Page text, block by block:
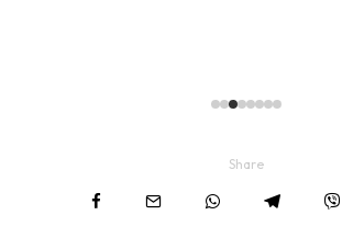
Share